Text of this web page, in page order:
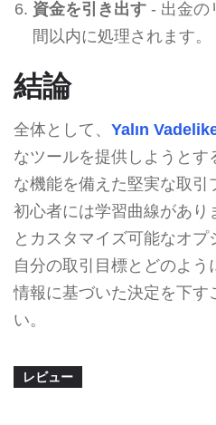
資金を引き出す- 出金の
間以内に処理されます。
結論
全体として、 Yalın
なツールを提供しようとす
な機能を備えた堅実な取引
初心者には学習曲線があり
とカスタマイズ可能なオプ
自分の取引目標とどのよう
情報に基づいた決定を下す
い。
レビュー